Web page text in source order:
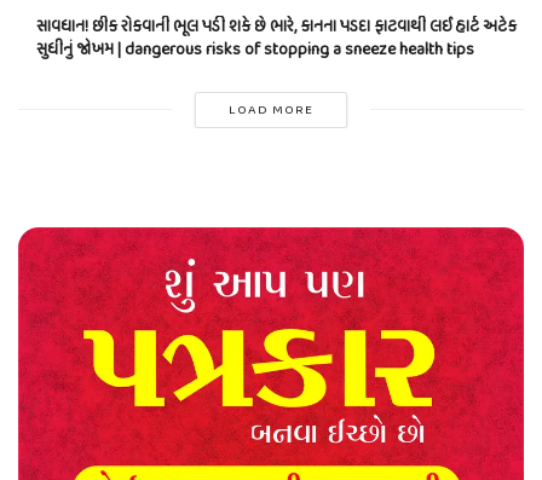
સાવધાન! છીંક રોકવાની ભૂલ પડી શકે છે ભારે, કાનના પડદા ફાટવાથી લઈ હાર્ટ અટેક
સુધીનું જોખમ | dangerous risks of stopping a sneeze health tips
LOAD MORE